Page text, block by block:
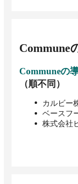
Commune
Communeの
（順不同）
カルビー
ベースフ
株式会社